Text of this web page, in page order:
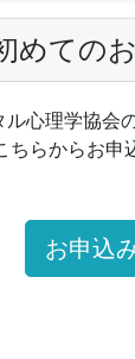
めての
心理学協会
ちらからお申
お申込